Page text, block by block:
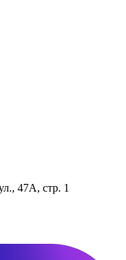
47А, стр. 1